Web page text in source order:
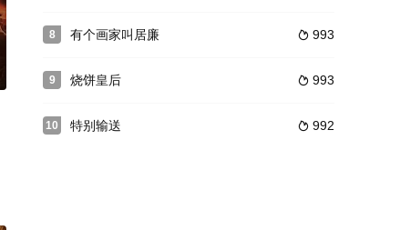
现自己的愿
团总裁唐璟行（何昶希 饰）结伴登上八卦
年多的时间跨度，从傅作义占领张家口开始，直至整整两年后，在毛主席
8  993
有个画家叫居廉
9  993
烧饼皇后
10  992
特别输送